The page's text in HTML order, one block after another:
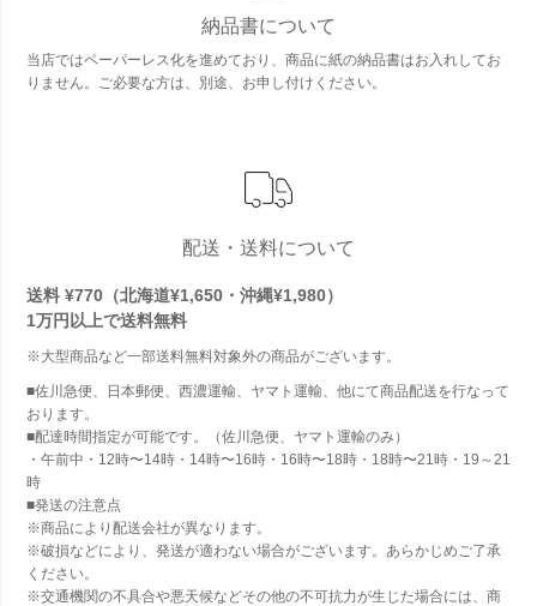
納品書について
当店ではペーパーレス化を進めており、商品に紙の納品書はお入れしてお
りません。ご必要な方は、別途、お申し付けください。
配送・送料について
送料 ¥770（北海道¥1,650・沖縄¥1,980）
1万円以上で送料無料
※大型商品など一部送料無料対象外の商品がございます。
■佐川急便、日本郵便、西濃運輸、ヤマト運輸、他にて商品配送を行なって
おります。
■配達時間指定が可能です。（佐川急便、ヤマト運輸のみ）
・午前中・12時〜14時・14時〜16時・16時〜18時・18時〜21時・19～21
時
■発送の注意点
※商品により配送会社が異なります。
※破損などにより、発送が適わない場合がございます。あらかじめご了承
ください。
※交通機関の不具合や悪天候などその他の不可抗力が生じた場合には、商